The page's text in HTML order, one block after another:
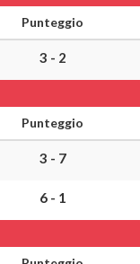
Punteggio
3 - 2
Punteggio
3 - 7
6 - 1